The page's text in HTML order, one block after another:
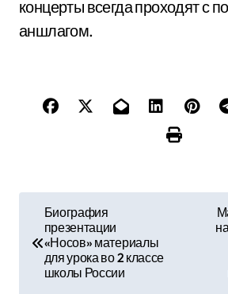
концерты всегда проходят с
аншлагом.
Биография
презентации
«Носов» материалы
для урока во 2 классе
школы России